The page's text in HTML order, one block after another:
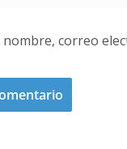
nombre, correo